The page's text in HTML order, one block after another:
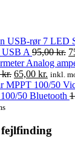
LED
A 95,00kr.
Analog
kr. Den
oprindelige
pris
65,00 kr. Den
pris
inkl.
50 Bluetooth